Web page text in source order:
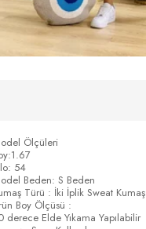
Ölçüleri
54
Beden: S Beden
Türü : İki İplik Sweat Kumaş
Boy Ölçüsü :
derece Elde Yıkama Yapılabilir